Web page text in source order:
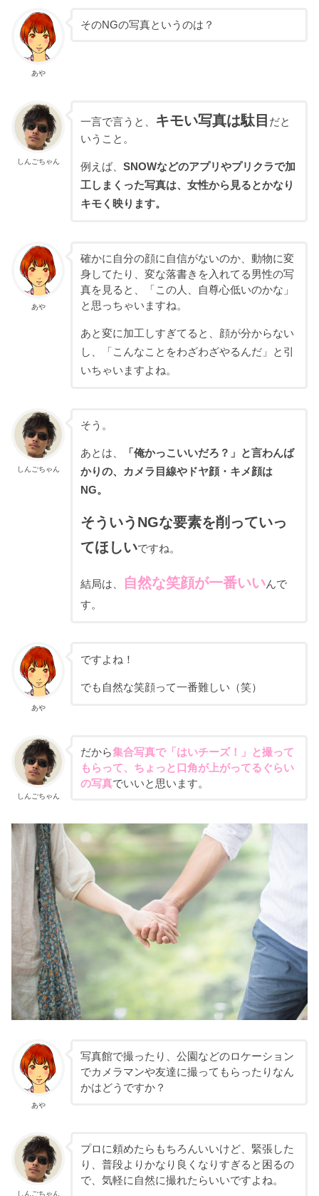
あや
そのNGの写真というのは？
しんごちゃん
一言で言うと、 キモい写真は駄目 だと
いうこと。
例えば、 SNOWなどのアプリやプリクラで加
工しまくった写真は、女性から見るとかなり
キモく映ります。
あや
確かに自分の顔に自信がないのか、動物に変
身してたり、変な落書きを入れてる男性の写
真を見ると、「この人、自尊心低いのかな」
と思っちゃいますね。
あと変に加工しすぎてると、顔が分からない
し、「こんなことをわざわざやるんだ」と引
いちゃいますよね。
しんごちゃん
そう。
あとは、
「俺かっこいいだろ？」と言わんば
かりの、カメラ目線やドヤ顔・キメ顔は
NG。
そういうNGな要素を削っていっ
てほしいですね。
結局は、 自然な笑顔が一番いいんで
す。
あや
ですよね！
でも自然な笑顔って一番難しい（笑）
しんごちゃん
だから集合写真で「はいチーズ！」と撮って
もらって、ちょっと口角が上がってるぐらい
の写真でいいと思います。
あや
写真館で撮ったり、公園などのロケーション
でカメラマンや友達に撮ってもらったりなん
かはどうですか？
しんごちゃん
プロに頼めたらもちろんいいけど、緊張した
り、普段よりかなり良くなりすぎると困るの
で、気軽に自然に撮れたらいいですよね。